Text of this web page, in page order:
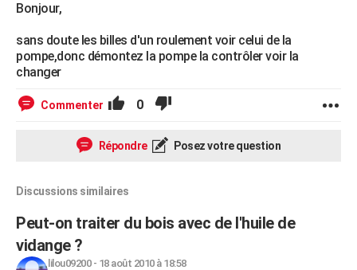
S'inscrire
Se connecter
Lycées
Collèges
Primaires
Universités
Entreprises
Service militaire
Avis de recherche
AVIS DE DÉCÈS
FORUM
Bricolage
Lifestyle
Culture
Sport
Auto
Television
Voyage
Cinema
Bonjour,
sans doute les billes d'un roulement voir celui de la
pompe,donc démontez la pompe la contrôler voir la
changer
Commenter 0
Répondre Posez votre question
Discussions similaires
Peut-on traiter du bois avec de l'huile de
vidange ?
lilou09200- 18 août 2010 à 18:58